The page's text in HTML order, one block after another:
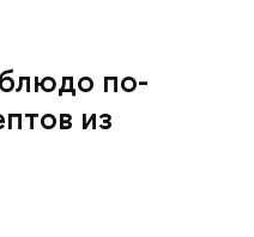
по-
из
не для всех дыня
очередь ее стоит